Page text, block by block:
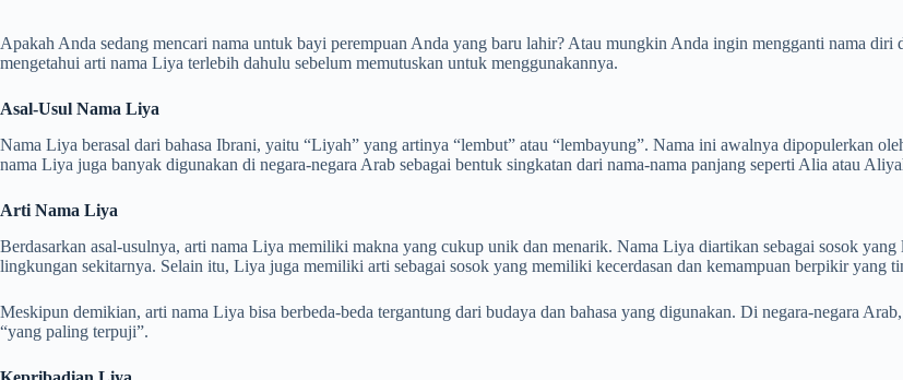
Apakah Anda sedang mencari nama untuk bayi perempuan Anda yang baru lahir? Atau mungkin Anda ingin mengganti nama
mengetahui arti nama Liya terlebih dahulu sebelum memutuskan untuk menggunakannya.
Asal-Usul Nama Liya
Nama Liya berasal dari bahasa Ibrani, yaitu “Liyah” yang artinya “lembut” atau “lembayung”. Nama ini awalnya dipopulerkan
nama Liya juga banyak digunakan di negara-negara Arab sebagai bentuk singkatan dari nama-nama panjang seperti Alia atau
Arti Nama Liya
Berdasarkan asal-usulnya, arti nama Liya memiliki makna yang cukup unik dan menarik. Nama Liya diartikan sebagai sosok
lingkungan sekitarnya. Selain itu, Liya juga memiliki arti sebagai sosok yang memiliki kecerdasan dan kemampuan berpikir yang
Meskipun demikian, arti nama Liya bisa berbeda-beda tergantung dari budaya dan bahasa yang digunakan. Di negara-negara
“yang paling terpuji”.